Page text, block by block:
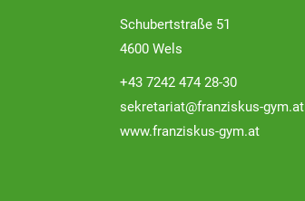
Schubertstraße 51
4600 Wels
+43 7242 474 28-30
sekretariat@franziskus-gym.at
www.franziskus-gym.at